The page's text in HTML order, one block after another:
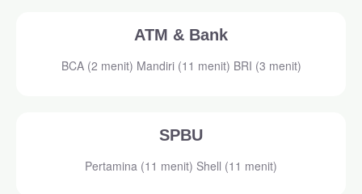
ATM & Bank
BCA (2 menit) Mandiri (11 menit) BRI (3 menit)
SPBU
Pertamina (11 menit) Shell (11 menit)